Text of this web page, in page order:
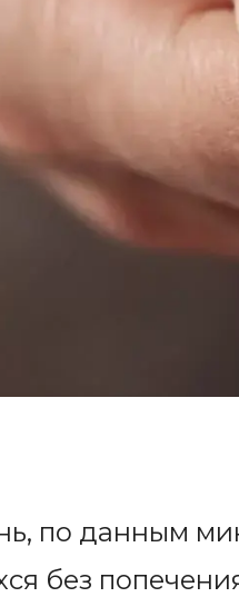
по данным
без